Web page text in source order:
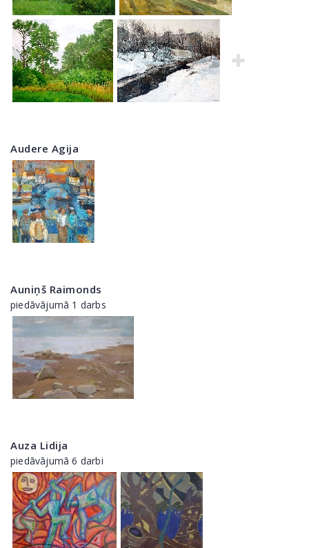
Audere Agija
Auniņš Raimonds
piedāvājumā 1 darbs
Auza Lidija
piedāvājumā 6 darbi